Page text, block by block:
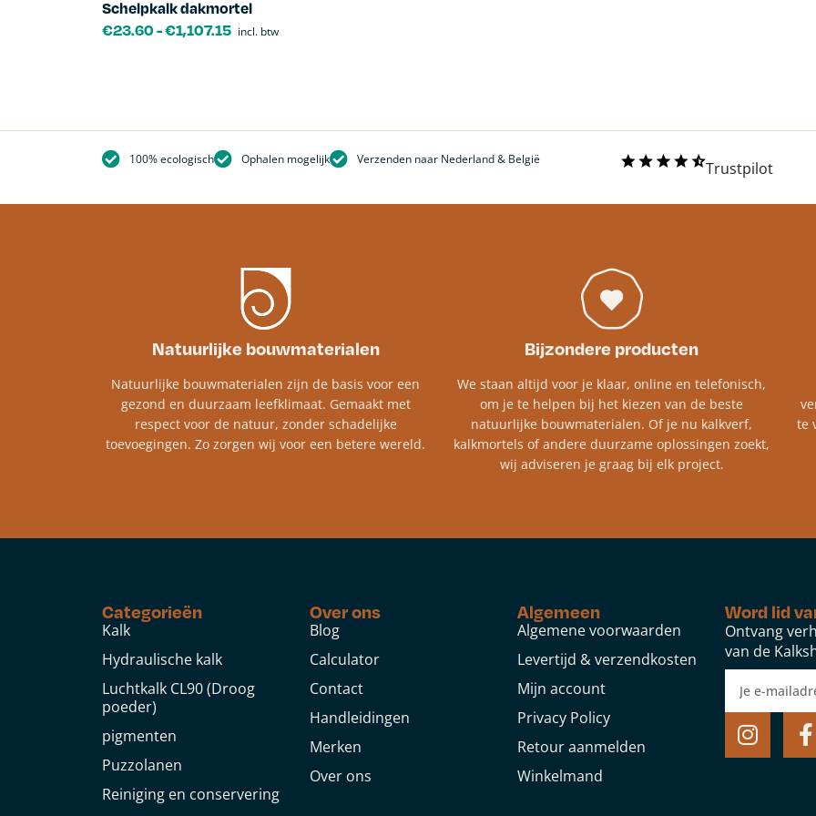
Schelpkalk dakmortel
€23.60-€1,107.15 incl. btw
100% ecologisch Ophalen mogelijk Verzenden naar Nederland & België Trustpilot
Natuurlijke bouwmaterialen
Natuurlijke bouwmaterialen zijn de basis voor een
gezond en duurzaam leefklimaat. Gemaakt met
respect voor de natuur, zonder schadelijke
toevoegingen. Zo zorgen wij voor een betere wereld.
Bijzondere producten
We staan altijd voor je klaar, online en telefonisch,
om je te helpen bij het kiezen van de beste
natuurlijke bouwmaterialen. Of je nu kalkverf,
kalkmortels of andere duurzame oplossingen zoekt,
wij adviseren je graag bij elk project.​
te
Categorieën
Kalk
Hydraulische kalk
Luchtkalk CL90 (Droog
poeder)
pigmenten
Puzzolanen
Reiniging en conservering
Over ons
Blog
Calculator
Contact
Handleidingen
Merken
Over ons
Algemeen
Algemene voorwaarden
Levertijd & verzendkosten
Mijn account
Privacy Policy
Retour aanmelden
Winkelmand
Word lid
Ontvang
van de